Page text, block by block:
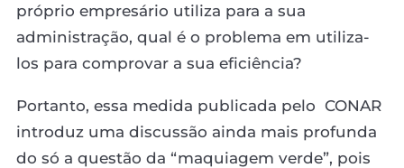
próprio empresário utiliza para a sua
administração, qual é o problema em utiliza-
los para comprovar a sua eficiência?
Portanto, essa medida publicada pelo CONAR
introduz uma discussão ainda mais profunda
do só a questão da “maquiagem verde”, pois